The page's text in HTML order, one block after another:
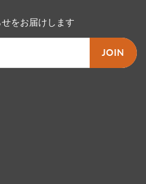
をお届けします
JOIN